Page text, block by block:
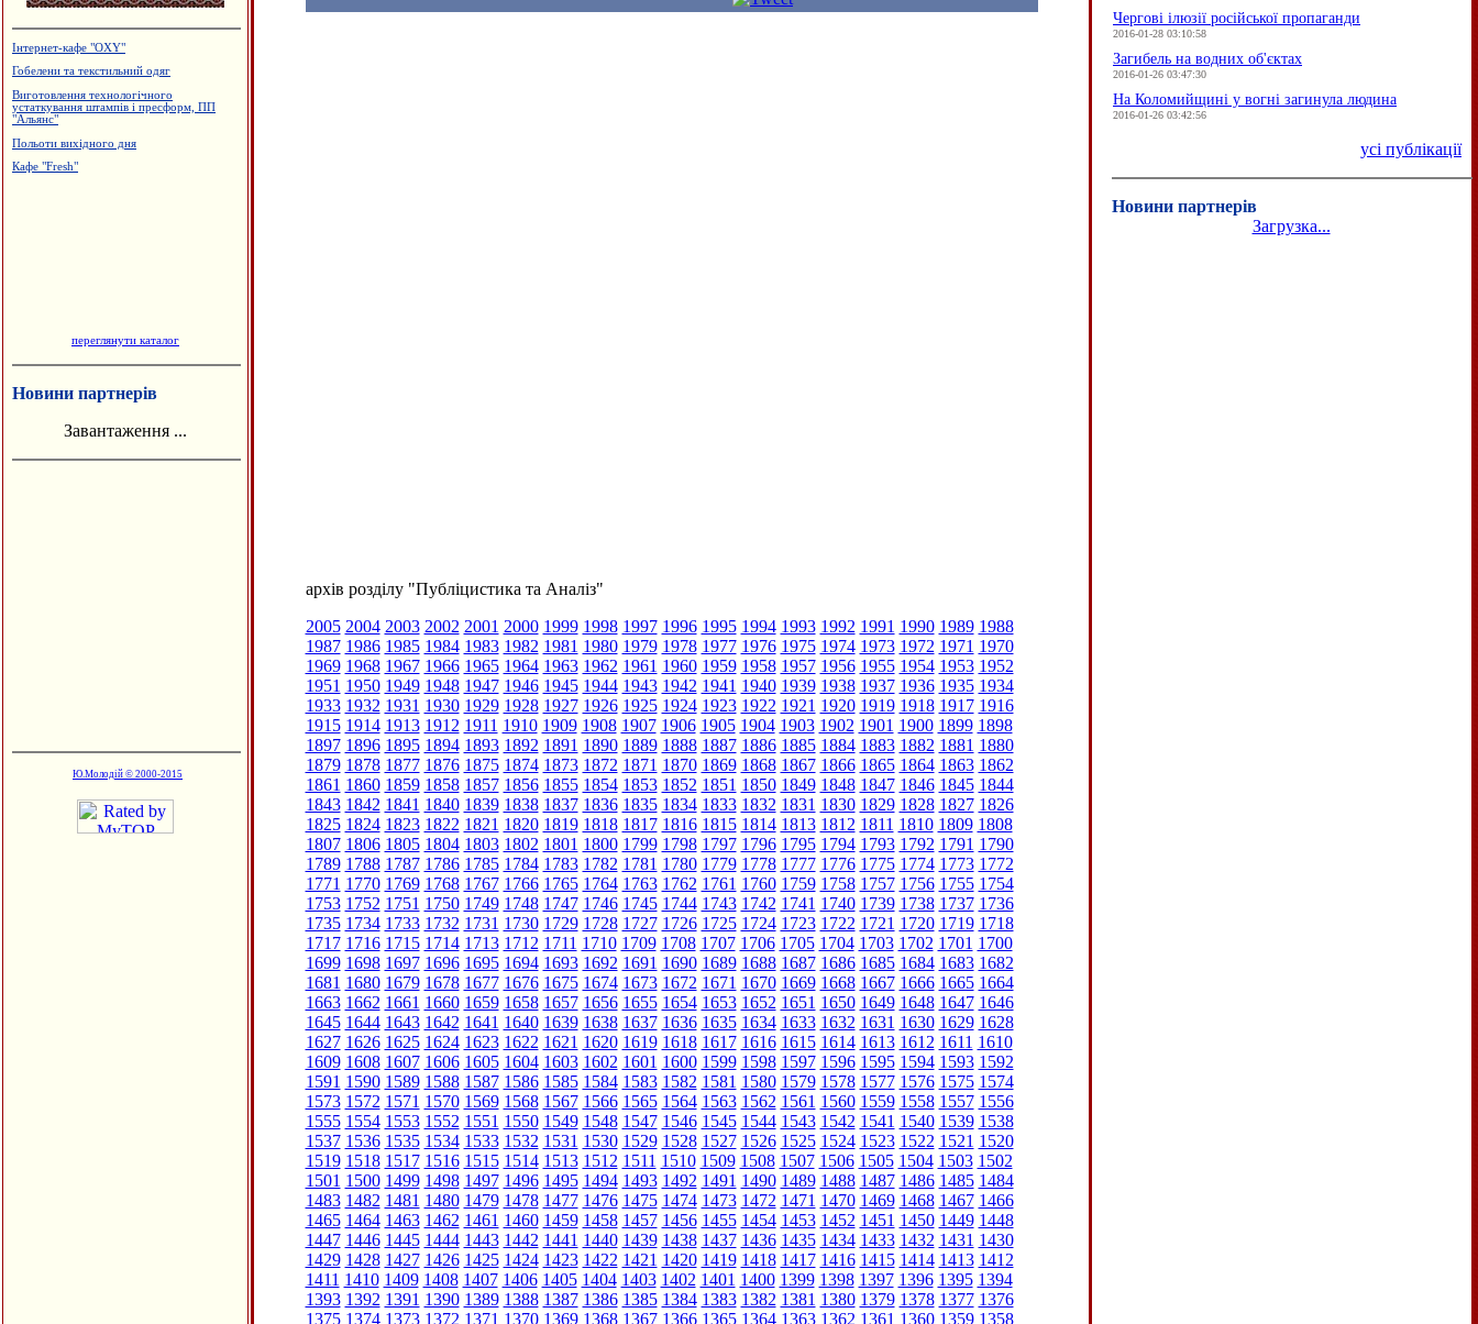
Інтернет-кафе "OXY"
Гобелени та текстильний одяг
Виготовлення технологічного
устаткування штампів і пресформ, ПП
"Альянс"
Польоти вихідного дня
Кафе "Fresh"
переглянути каталог
Новини партнерів
Завантаження ...
Ю.Молодій © 2000-2015
архів розділу "Публіцистика та Аналіз"
2005 2004 2003 2002 2001 2000 1999 1998 1997 1996 1995 1994 1993 1992 1991 1990 1989 1988
1987 1986 1985 1984 1983 1982 1981 1980 1979 1978 1977 1976 1975 1974 1973 1972 1971 1970
1969 1968 1967 1966 1965 1964 1963 1962 1961 1960 1959 1958 1957 1956 1955 1954 1953 1952
1951 1950 1949 1948 1947 1946 1945 1944 1943 1942 1941 1940 1939 1938 1937 1936 1935 1934
1933 1932 1931 1930 1929 1928 1927 1926 1925 1924 1923 1922 1921 1920 1919 1918 1917 1916
1915 1914 1913 1912 1911 1910 1909 1908 1907 1906 1905 1904 1903 1902 1901 1900 1899 1898
1897 1896 1895 1894 1893 1892 1891 1890 1889 1888 1887 1886 1885 1884 1883 1882 1881 1880
1879 1878 1877 1876 1875 1874 1873 1872 1871 1870 1869 1868 1867 1866 1865 1864 1863 1862
1861 1860 1859 1858 1857 1856 1855 1854 1853 1852 1851 1850 1849 1848 1847 1846 1845 1844
1843 1842 1841 1840 1839 1838 1837 1836 1835 1834 1833 1832 1831 1830 1829 1828 1827 1826
1825 1824 1823 1822 1821 1820 1819 1818 1817 1816 1815 1814 1813 1812 1811 1810 1809 1808
1807 1806 1805 1804 1803 1802 1801 1800 1799 1798 1797 1796 1795 1794 1793 1792 1791 1790
1789 1788 1787 1786 1785 1784 1783 1782 1781 1780 1779 1778 1777 1776 1775 1774 1773 1772
1771 1770 1769 1768 1767 1766 1765 1764 1763 1762 1761 1760 1759 1758 1757 1756 1755 1754
1753 1752 1751 1750 1749 1748 1747 1746 1745 1744 1743 1742 1741 1740 1739 1738 1737 1736
1735 1734 1733 1732 1731 1730 1729 1728 1727 1726 1725 1724 1723 1722 1721 1720 1719 1718
1717 1716 1715 1714 1713 1712 1711 1710 1709 1708 1707 1706 1705 1704 1703 1702 1701 1700
1699 1698 1697 1696 1695 1694 1693 1692 1691 1690 1689 1688 1687 1686 1685 1684 1683 1682
1681 1680 1679 1678 1677 1676 1675 1674 1673 1672 1671 1670 1669 1668 1667 1666 1665 1664
1663 1662 1661 1660 1659 1658 1657 1656 1655 1654 1653 1652 1651 1650 1649 1648 1647 1646
1645 1644 1643 1642 1641 1640 1639 1638 1637 1636 1635 1634 1633 1632 1631 1630 1629 1628
1627 1626 1625 1624 1623 1622 1621 1620 1619 1618 1617 1616 1615 1614 1613 1612 1611 1610
1609 1608 1607 1606 1605 1604 1603 1602 1601 1600 1599 1598 1597 1596 1595 1594 1593 1592
1591 1590 1589 1588 1587 1586 1585 1584 1583 1582 1581 1580 1579 1578 1577 1576 1575 1574
1573 1572 1571 1570 1569 1568 1567 1566 1565 1564 1563 1562 1561 1560 1559 1558 1557 1556
1555 1554 1553 1552 1551 1550 1549 1548 1547 1546 1545 1544 1543 1542 1541 1540 1539 1538
1537 1536 1535 1534 1533 1532 1531 1530 1529 1528 1527 1526 1525 1524 1523 1522 1521 1520
1519 1518 1517 1516 1515 1514 1513 1512 1511 1510 1509 1508 1507 1506 1505 1504 1503 1502
1501 1500 1499 1498 1497 1496 1495 1494 1493 1492 1491 1490 1489 1488 1487 1486 1485 1484
1483 1482 1481 1480 1479 1478 1477 1476 1475 1474 1473 1472 1471 1470 1469 1468 1467 1466
1465 1464 1463 1462 1461 1460 1459 1458 1457 1456 1455 1454 1453 1452 1451 1450 1449 1448
1447 1446 1445 1444 1443 1442 1441 1440 1439 1438 1437 1436 1435 1434 1433 1432 1431 1430
1429 1428 1427 1426 1425 1424 1423 1422 1421 1420 1419 1418 1417 1416 1415 1414 1413 1412
1411 1410 1409 1408 1407 1406 1405 1404 1403 1402 1401 1400 1399 1398 1397 1396 1395 1394
1393 1392 1391 1390 1389 1388 1387 1386 1385 1384 1383 1382 1381 1380 1379 1378 1377 1376
1375 1374 1373 1372 1371 1370 1369 1368 1367 1366 1365 1364 1363 1362 1361 1360 1359 1358
Чергові ілюзії російської пропаганди
2016-01-28 03:10:58
Загибель на водних об'єктах
2016-01-26 03:47:30
На Коломийщині у вогні загинула людина
2016-01-26 03:42:56
усі публікації
Новини партнерів
Загрузка...